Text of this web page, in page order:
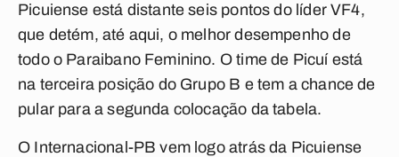
Picuiense está distante seis pontos do líder VF4,
que detém, até aqui, o melhor desempenho de
todo o Paraibano Feminino. O time de Picuí está
na terceira posição do Grupo B e tem a chance de
pular para a segunda colocação da tabela.
O Internacional-PB vem logo atrás da Picuiense